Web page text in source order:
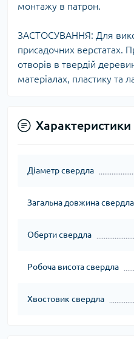
монтажу в патрон.
ЗАСТОСУВАННЯ: Для
присадочних верстатах.
отворів в твердій
матеріалах, пластику та
Характеристики
Діаметр свердла
Загальна довжина свердла
Оберти свердла
Робоча висота свердла
Хвостовик свердла